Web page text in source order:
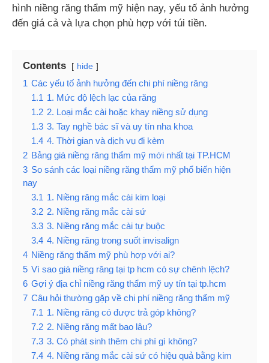
hình niềng răng thẩm mỹ hiện nay, yếu tố ảnh hưởng
đến giá cả và lựa chọn phù hợp với túi tiền.
Contents hide
1 Các yếu tố ảnh hưởng đến chi phí niềng răng
1.1 1. Mức độ lệch lạc của răng
1.2 2. Loại mắc cài hoặc khay niềng sử dụng
1.3 3. Tay nghề bác sĩ và uy tín nha khoa
1.4 4. Thời gian và dịch vụ đi kèm
2 Bảng giá niềng răng thẩm mỹ mới nhất tại TP.HCM
3 So sánh các loại niềng răng thẩm mỹ phổ biến hiện
nay
3.1 1. Niềng răng mắc cài kim loại
3.2 2. Niềng răng mắc cài sứ
3.3 3. Niềng răng mắc cài tự buộc
3.4 4. Niềng răng trong suốt invisalign
4 Niềng răng thẩm mỹ phù hợp với ai?
5 Vì sao giá niềng răng tại tp hcm có sự chênh lệch?
6 Gợi ý địa chỉ niềng răng thẩm mỹ uy tín tại tp.hcm
7 Câu hỏi thường gặp về chi phí niềng răng thẩm mỹ
7.1 1. Niềng răng có được trả góp không?
7.2 2. Niềng răng mất bao lâu?
7.3 3. Có phát sinh thêm chi phí gì không?
7.4 4. Niềng răng mắc cài sứ có hiệu quả bằng kim